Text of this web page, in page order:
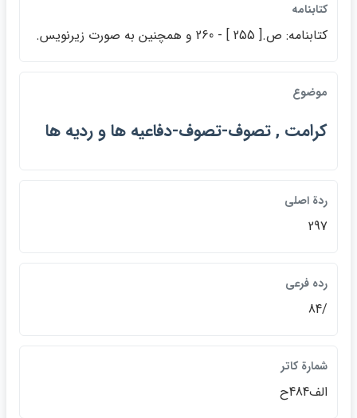
كتابنامه
كتابنامه: ص.[ 255 ] - 260 و همچنين به صورت زيرنويس.
موضوع
كرامت , تصوف-تصوف-دفاعيه ها و رديه ها
ردة اصلي
297
رده فرعي
/84
شمارة كاتر
الف484ح